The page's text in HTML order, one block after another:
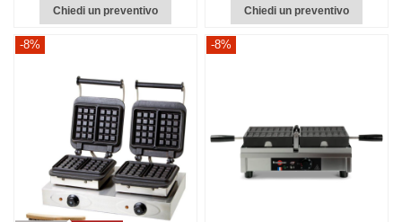
Chiedi un preventivo Chiedi un preventivo
-8% -8%